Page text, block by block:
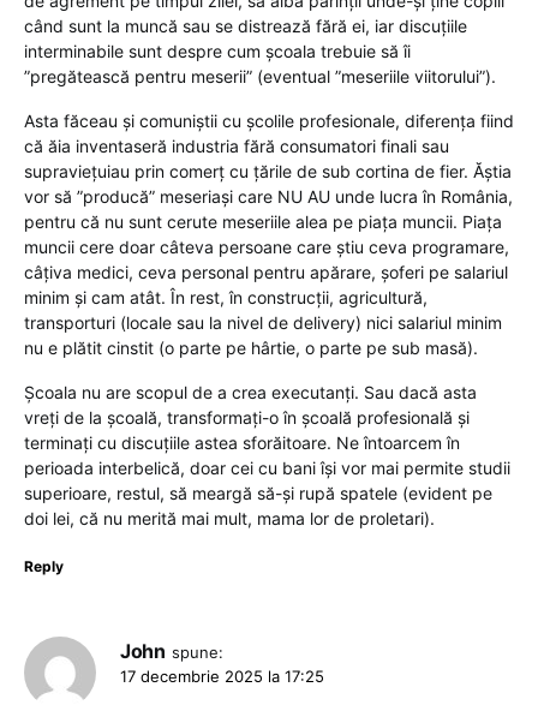
când sunt la muncă sau se distrează fără ei, iar discuțiile
interminabile sunt despre cum școala trebuie să îi
”pregătească pentru meserii” (eventual ”meseriile viitorului”).
Asta făceau și comuniștii cu școlile profesionale, diferența fiind
că ăia inventaseră industria fără consumatori finali sau
supraviețuiau prin comerț cu țările de sub cortina de fier. Ăștia
vor să ”producă” meseriași care NU AU unde lucra în România,
pentru că nu sunt cerute meseriile alea pe piața muncii. Piața
muncii cere doar câteva persoane care știu ceva programare,
câțiva medici, ceva personal pentru apărare, șoferi pe salariul
minim și cam atât. În rest, în construcții, agricultură,
transporturi (locale sau la nivel de delivery) nici salariul minim
nu e plătit cinstit (o parte pe hârtie, o parte pe sub masă).
Școala nu are scopul de a crea executanți. Sau dacă asta
vreți de la școală, transformați-o în școală profesională și
terminați cu discuțiile astea sforăitoare. Ne întoarcem în
perioada interbelică, doar cei cu bani își vor mai permite studii
superioare, restul, să meargă să-și rupă spatele (evident pe
doi lei, că nu merită mai mult, mama lor de proletari).
Reply
John spune:
17 decembrie 2025 la 17:25